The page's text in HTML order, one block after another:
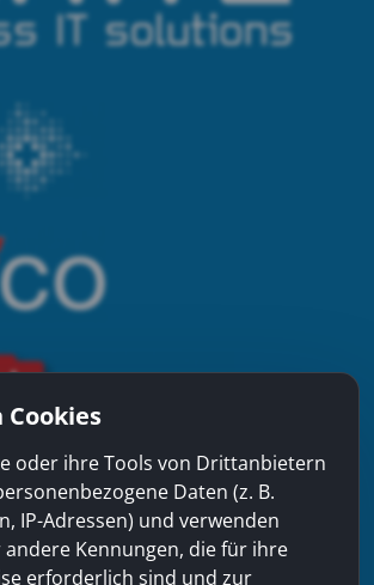
oder ihre Tools von Drittanbietern
Daten (z. B.
IP-Adressen) und verwenden
andere Kennungen, die für ihre
erforderlich sind und zur